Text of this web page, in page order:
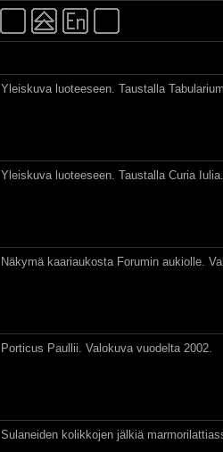
Yleiskuva luoteeseen. Taustalla
Yleiskuva luoteeseen. Taustalla Curia
Näkymä kaariaukosta Forumin aukiolle.
Porticus Paullii. Valokuva vuodelta 2002.
Sulaneiden kolikkojen jälkiä